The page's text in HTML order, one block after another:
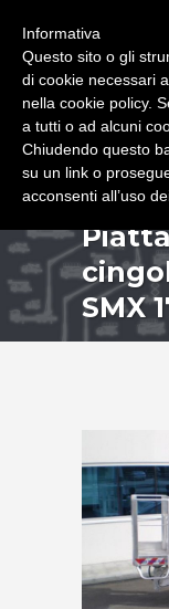
SMX
Informativa
Questo sito o gli
di cookie necessari
nella cookie policy.
a tutti o ad alcuni
Chiudendo questo
su un link o
acconsenti all’uso